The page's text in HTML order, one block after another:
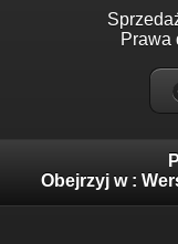
Prawa
Obejrzyj w :